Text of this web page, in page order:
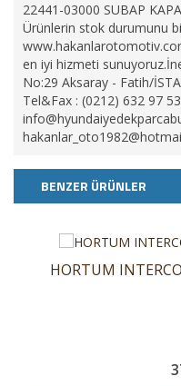
22441-03000 SUBAP
Ürünlerin stok durumunu
en iyi hizmeti
No:29 Aksaray - Fatih/
Tel&Fax : (0212) 632 97
BENZER ÜRÜNLER
HORTUM